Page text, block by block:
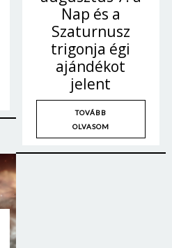
Nap és a
Szaturnusz
trigonja égi
ajándékot
jelent
TOVÁBB
OLVASOM